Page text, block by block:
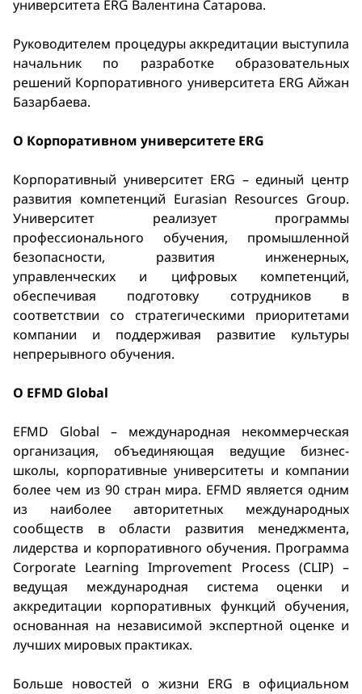
университета ERG Валентина Сатарова.
Руководителем процедуры аккредитации выступила
начальник по разработке образовательных
решений Корпоративного университета ERG Айжан
Базарбаева.
О Корпоративном университете ERG
Корпоративный университет ERG – единый центр
развития компетенций Eurasian Resources Group.
Университет реализует программы
профессионального обучения, промышленной
безопасности, развития инженерных,
управленческих и цифровых компетенций,
обеспечивая подготовку сотрудников в
соответствии со стратегическими приоритетами
компании и поддерживая развитие культуры
непрерывного обучения.
О EFMD Global
EFMD Global – международная некоммерческая
организация, объединяющая ведущие бизнес-
школы, корпоративные университеты и компании
более чем из 90 стран мира. EFMD является одним
из наиболее авторитетных международных
сообществ в области развития менеджмента,
лидерства и корпоративного обучения. Программа
Corporate Learning Improvement Process (CLIP) –
ведущая международная система оценки и
аккредитации корпоративных функций обучения,
основанная на независимой экспертной оценке и
лучших мировых практиках.
Больше новостей о жизни ERG в официальном